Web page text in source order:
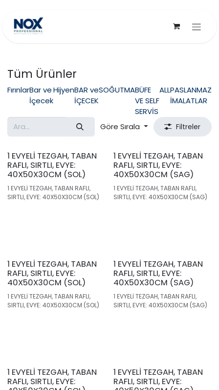
Tüm Ürünler
FırınlarBar ve
İçecek
HijyenBAR ve
İÇECEK
SOĞUTMABÜFE
VE SELF
SERVİS
ALLPASLANMAZ
İMALATLAR
Göre Sırala Filtreler
1 EVYELİ TEZGAH, TABAN
RAFLI, SIRTLI, EVYE:
40X50X30CM (SOL)
1 EVYELİ TEZGAH, TABAN RAFLI,
SIRTLI, EVYE: 40X50X30CM (SOL)
1 EVYELİ TEZGAH, TABAN
RAFLI, SIRTLI, EVYE:
40X50X30CM (SAG)
1 EVYELİ TEZGAH, TABAN RAFLI,
SIRTLI, EVYE: 40X50X30CM (SAG)
1 EVYELİ TEZGAH, TABAN
RAFLI, SIRTLI, EVYE:
40X50X30CM (SOL)
1 EVYELİ TEZGAH, TABAN RAFLI,
SIRTLI, EVYE: 40X50X30CM (SOL)
1 EVYELİ TEZGAH, TABAN
RAFLI, SIRTLI, EVYE:
40X50X30CM (SAG)
1 EVYELİ TEZGAH, TABAN RAFLI,
SIRTLI, EVYE: 40X50X30CM (SAG)
1 EVYELİ TEZGAH, TABAN
RAFLI, SIRTLI, EVYE:
1 EVYELİ TEZGAH, TABAN
RAFLI, SIRTLI, EVYE: